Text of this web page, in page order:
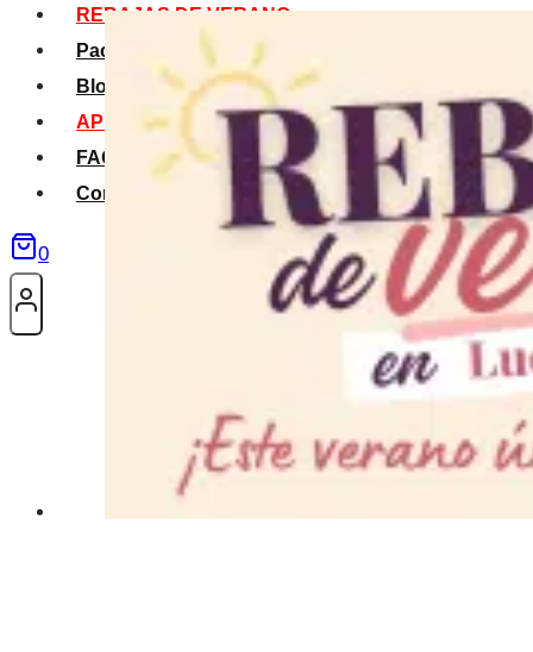
REBAJAS DE VERANO
Packs Verano
Blog
APP La Tribu
FAQS
Contacto
0